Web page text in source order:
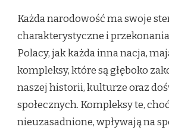
Każda narodowość ma swoje
charakterystyczne i
Polacy, jak każda inna nacja,
kompleksy, które są głęboko
naszej historii, kulturze oraz
społecznych. Kompleksy te,
nieuzasadnione, wpływają na